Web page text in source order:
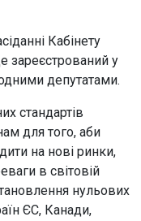
Кабінету
зареєстрований у
депутатами.
стандартів
для того, аби
на нові ринки,
в світовій
нульових
ЄС, Канади,